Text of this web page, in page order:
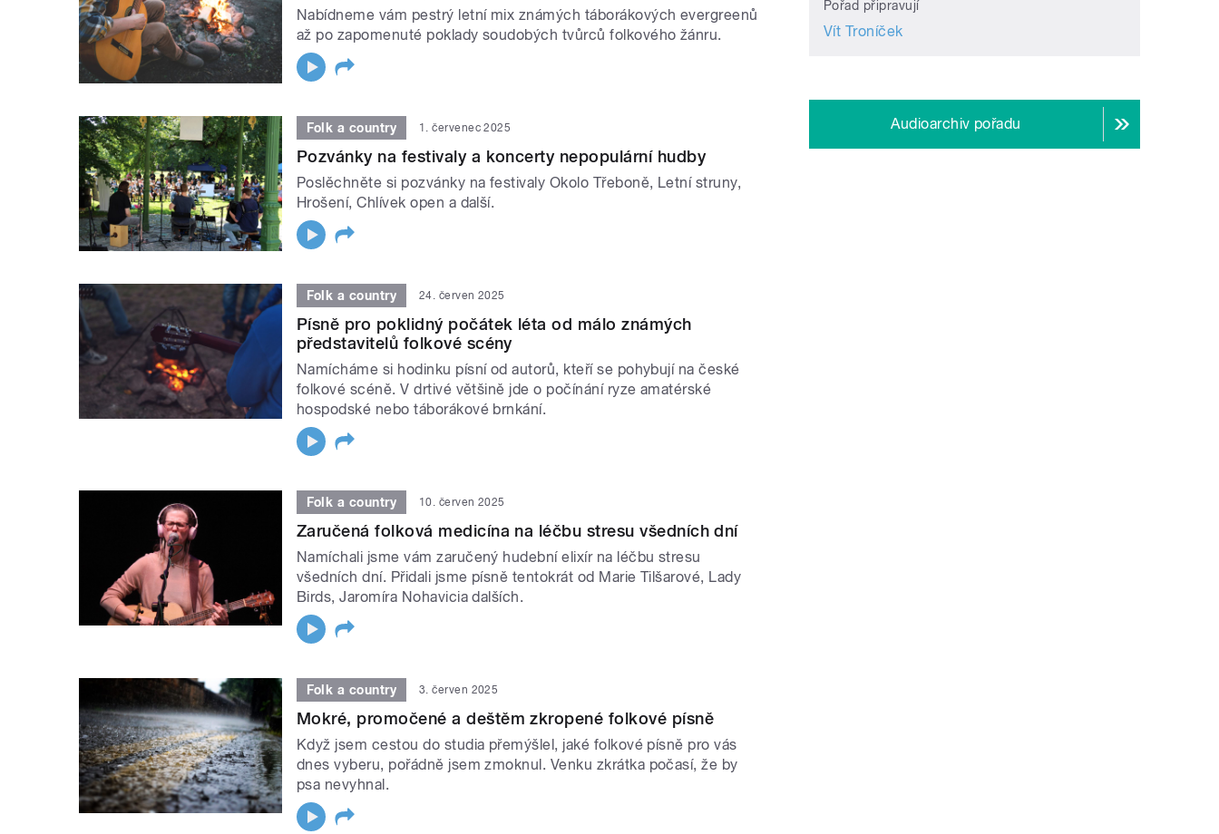
Nabídneme vám pestrý letní mix známých táborákových evergreenů
až po zapomenuté poklady soudobých tvůrců folkového žánru.
Folk a country 1. červenec 2025
Pozvánky na festivaly a koncerty nepopulární hudby
Poslěchněte si pozvánky na festivaly Okolo Třeboně, Letní struny,
Hrošení, Chlívek open a další.
Folk a country 24. červen 2025
Písně pro poklidný počátek léta od málo známých
představitelů folkové scény
Namícháme si hodinku písní od autorů, kteří se pohybují na české
folkové scéně. V drtivé většině jde o počínání ryze amatérské
hospodské nebo táborákové brnkání.
Folk a country 10. červen 2025
Zaručená folková medicína na léčbu stresu všedních dní
Namíchali jsme vám zaručený hudební elixír na léčbu stresu
všedních dní. Přidali jsme písně tentokrát od Marie Tilšarové, Lady
Birds, Jaromíra Nohavicia dalších.
Folk a country 3. červen 2025
Mokré, promočené a deštěm zkropené folkové písně
Když jsem cestou do studia přemýšlel, jaké folkové písně pro vás
dnes vyberu, pořádně jsem zmoknul. Venku zkrátka počasí, že by
psa nevyhnal.
Pořad připravují
Vít Troníček
Audioarchiv pořadu